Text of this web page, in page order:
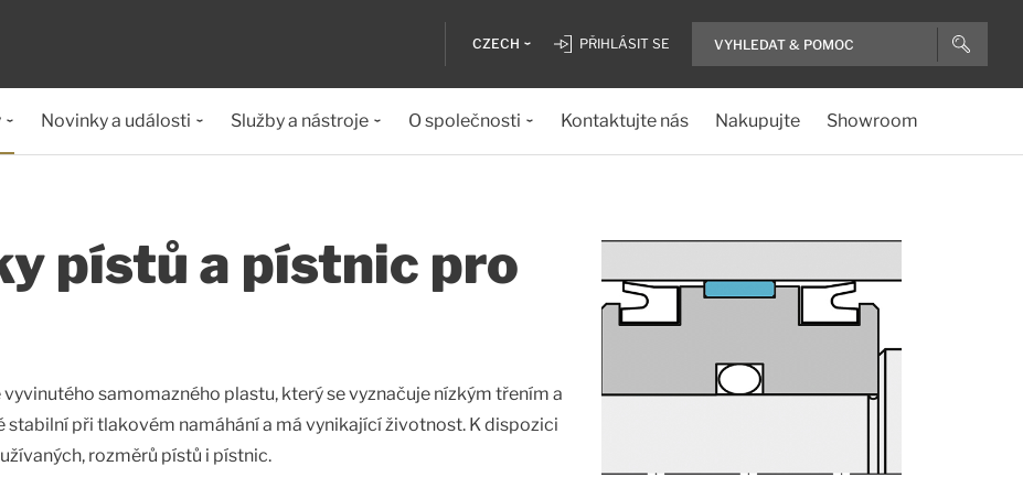
CZECH PŘIHLÁSIT SE
Novinky a události Služby a nástroje O společnosti Kontaktujte nás Nakupujte Showroom
pístů a pístnic pro
samomazného plastu, který se vyznačuje nízkým třením a
při tlakovém namáhání a má vynikající životnost. K dispozici
rozměrů pístů i pístnic.